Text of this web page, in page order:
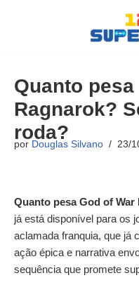
conteúdo
Quanto
Ragnarok?
roda?
por Douglas Silvano 23/
Quanto pesa God of War
já está disponível para os
aclamada franquia, que já
ação épica e narrativa
sequência que promete